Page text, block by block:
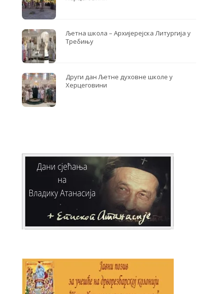
Љетна школа – Архијерејска Литургија у
Требињу
Други дан Љетне духовне школе у
Херцеговини